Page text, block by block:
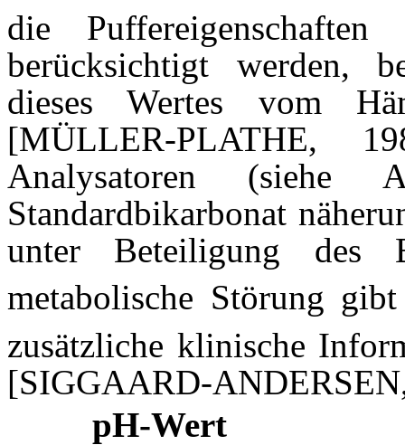
die
berücksichtigt werden,
dieses Wertes vom
[MÜLLER-PLATHE,
Analysatoren (siehe
Standardbikarbonat
unter Beteiligung des
metabolische Störung
zusätzliche klinische
[SIGGAARD-
pH-Wert